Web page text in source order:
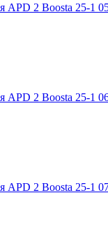
APD 2 Boosta 25-1
APD 2 Boosta 25-1
APD 2 Boosta 25-1